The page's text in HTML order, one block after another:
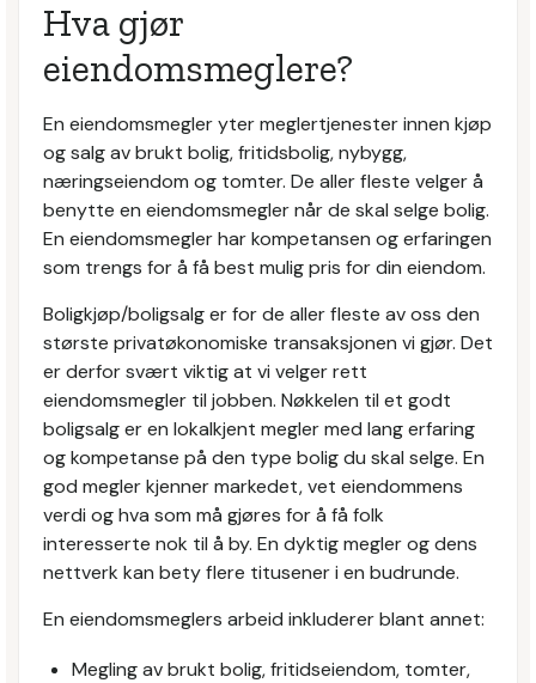
Hva gjør
eiendomsmeglere?
En eiendomsmegler yter meglertjenester innen kjøp
og salg av brukt bolig, fritidsbolig, nybygg,
næringseiendom og tomter. De aller fleste velger å
benytte en eiendomsmegler når de skal selge bolig.
En eiendomsmegler har kompetansen og erfaringen
som trengs for å få best mulig pris for din eiendom.
Boligkjøp/boligsalg er for de aller fleste av oss den
største privatøkonomiske transaksjonen vi gjør. Det
er derfor svært viktig at vi velger rett
eiendomsmegler til jobben. Nøkkelen til et godt
boligsalg er en lokalkjent megler med lang erfaring
og kompetanse på den type bolig du skal selge. En
god megler kjenner markedet, vet eiendommens
verdi og hva som må gjøres for å få folk
interesserte nok til å by. En dyktig megler og dens
nettverk kan bety flere titusener i en budrunde.
En eiendomsmeglers arbeid inkluderer blant annet:
Megling av brukt bolig, fritidseiendom, tomter,